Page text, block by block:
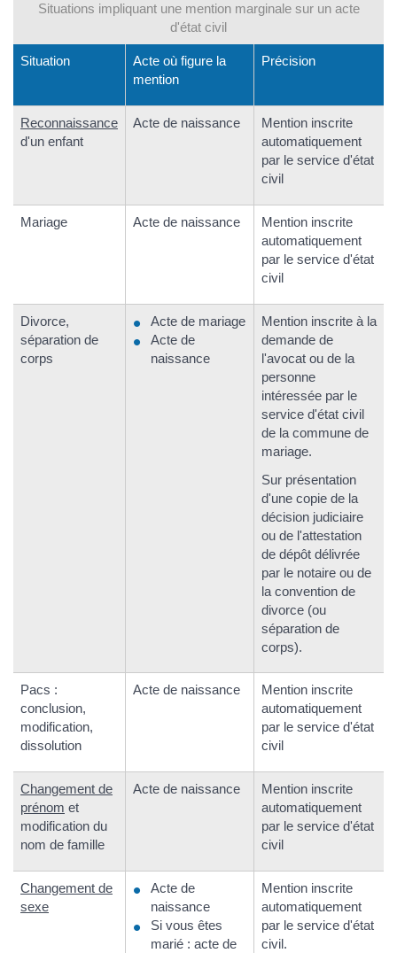
Situations impliquant une mention marginale sur un acte
d'état civil
Situation
Acte où figure la
mention
Précision
Reconnaissance
d'un enfant
Acte de naissance
Mention inscrite
automatiquement
par le service d'état
civil
Mariage Acte de naissance
Mention inscrite
automatiquement
par le service d'état
civil
Divorce,
séparation de
corps
Acte de mariage
Acte de
naissance
Mention inscrite à la
demande de
l'avocat ou de la
personne
intéressée par le
service d'état civil
de la commune de
mariage.
Sur présentation
d'une copie de la
décision judiciaire
ou de l'attestation
de dépôt délivrée
par le notaire ou de
la convention de
divorce (ou
séparation de
corps).
Pacs :
conclusion,
modification,
dissolution
Acte de naissance
Mention inscrite
automatiquement
par le service d'état
civil
Changement de
prénom et
modification du
nom de famille
Acte de naissance
Mention inscrite
automatiquement
par le service d'état
civil
Changement de
sexe
Acte de
naissance
Si vous êtes
marié : acte de
Mention inscrite
automatiquement
par le service d'état
civil.